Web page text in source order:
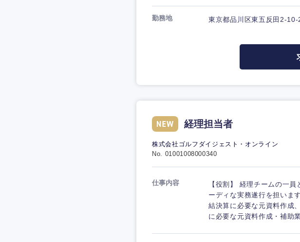
勤務地 東京都品川区東五反田2-
経理担当者
株式会社ゴルフダイジェスト・オンライン
No. 01001008000340
仕事内容
【役割】 経理チームの一
ーディな実務遂行を担いま
結決算に必要な元資料作成
に必要な元資料作成・補助